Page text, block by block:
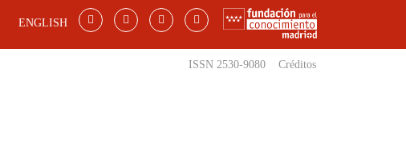
ENGLISH
ISSN 2530-9080 Créditos